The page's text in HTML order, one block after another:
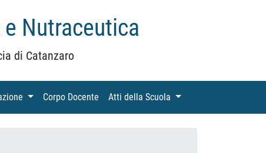
Nutraceutica
di Catanzaro
(current)Corpo Docente (current)
Atti della Scuola (current)